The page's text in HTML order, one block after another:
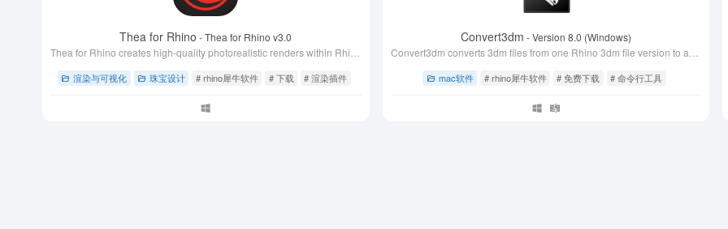
Thea for Rhino - Thea for Rhino v3.0
渲染与可视化 珠宝设计 # rhino犀牛软件 # 下载 # 渲染插件
Convert3dm - Version 8.0 (Windows)
mac软件 # rhino犀牛软件 # 免费下载 # 命令行工具